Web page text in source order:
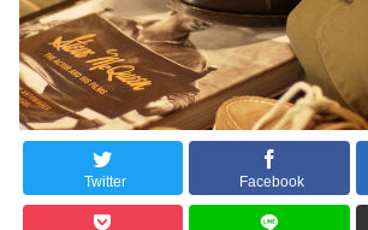
Twitter Facebook